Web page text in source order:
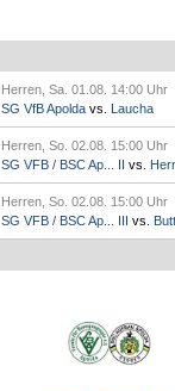
Herren, Sa. 01.08. 14:00 Uhr
SG VfB Apolda vs. Laucha
Herren, So. 02.08. 15:00 Uhr
SG VFB / BSC Ap... II vs.
Herren, So. 02.08. 15:00 Uhr
SG VFB / BSC Ap... III vs.